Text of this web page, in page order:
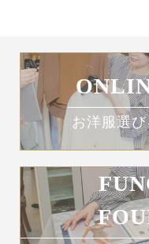
お洋服選